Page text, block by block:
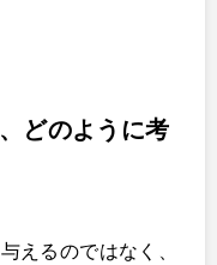
どのように考
えるのではなく、